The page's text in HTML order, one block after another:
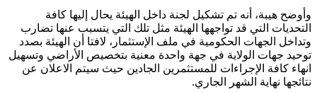
وأوضح هيبة، أنه تم تشكيل لجنة داخل الهيئة يحال إليها كافة
التحديات التي قد تواجهها الهيئة مثل تلك التي يتسبب عنها تضارب
وتداخل الجهات الحكومية في ملف الإستثمار، لافتا أن الهيئة بصدد
توحيد جهات الولاية في جهة واحدة معنية بتخصيص الأراضي وتسهيل
انهاء كافة الإجراءات للمستثمرين الجادين حيث سيتم الاعلان عن
نتائجها نهاية الشهر الجاري.